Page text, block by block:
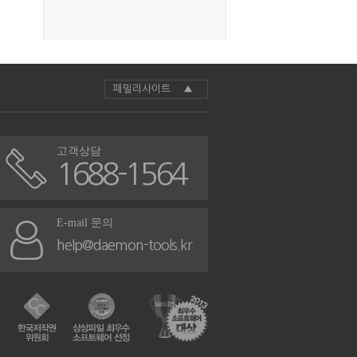
패밀리사이트 ▲
고객상담
1688-1564
E-mail 문의
help@daemon-tools.kr